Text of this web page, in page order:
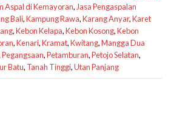
Aspal di Kemayoran, Jasa Pengaspalan
Bali,Kampung Rawa,Karang Anyar,Karet
,Kebon Kelapa,Kebon Kosong,Kebon
,Kenari,Kramat,Kwitang,Mangga Dua
Pegangsaan,Petamburan,Petojo Selatan,
Batu, Tanah Tinggi,Utan Panjang